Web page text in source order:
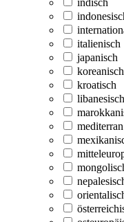
italienisch
japanisch
koreanisch
kroatisch
libanesisch
mediterran